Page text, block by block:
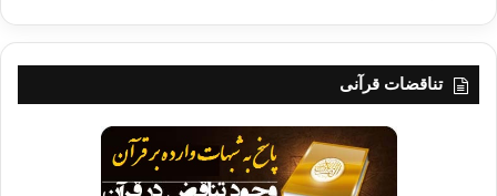
تناقضات قرآنی